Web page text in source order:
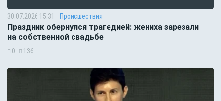
30.07.2026 15:31 Происшествия
Праздник обернулся трагедией: жениха зарезали
на собственной свадьбе
0 136